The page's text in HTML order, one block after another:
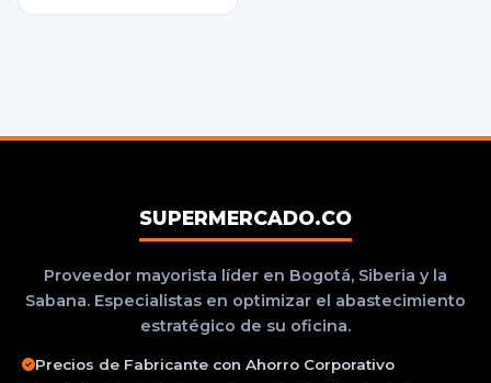
SUPERMERCADO.CO
Proveedor mayorista líder en Bogotá, Siberia y la
Sabana. Especialistas en optimizar el abastecimiento
estratégico de su oficina.
Precios de Fabricante con Ahorro Corporativo